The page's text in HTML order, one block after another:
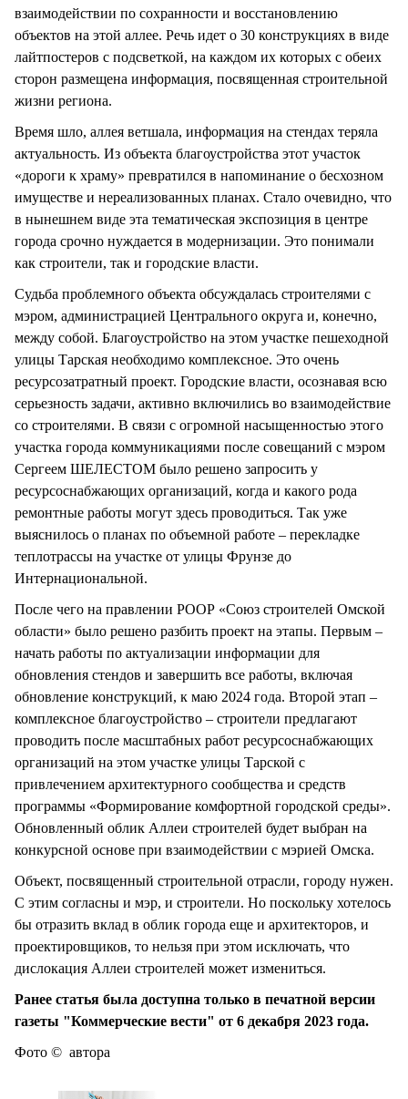
взаимодействии по сохранности и восстановлению
объектов на этой аллее. Речь идет о 30 конструкциях в виде
лайтпостеров с подсветкой, на каждом их которых с обеих
сторон размещена информация, посвященная строительной
жизни региона.
Время шло, аллея ветшала, информация на стендах теряла
актуальность. Из объекта благоустройства этот участок
«дороги к храму» превратился в напоминание о бесхозном
имуществе и нереализованных планах. Стало очевидно, что
в нынешнем виде эта тематическая экспозиция в центре
города срочно нуждается в модернизации. Это понимали
как строители, так и городские власти.
Судьба проблемного объекта обсуждалась строителями с
мэром, администрацией Центрального округа и, конечно,
между собой. Благоустройство на этом участке пешеходной
улицы Тарская необходимо комплексное. Это очень
ресурсозатратный проект. Городские власти, осознавая всю
серьезность задачи, активно включились во взаимодействие
со строителями. В связи с огромной насыщенностью этого
участка города коммуникациями после совещаний с мэром
Сергеем ШЕЛЕСТОМ было решено запросить у
ресурсоснабжающих организаций, когда и какого рода
ремонтные работы могут здесь проводиться. Так уже
выяснилось о планах по объемной работе – перекладке
теплотрассы на участке от улицы Фрунзе до
Интернациональной.
После чего на правлении РООР «Союз строителей Омской
области» было решено разбить проект на этапы. Первым –
начать работы по актуализации информации для
обновления стендов и завершить все работы, включая
обновление конструкций, к маю 2024 года. Второй этап –
комплексное благоустройство – строители предлагают
проводить после масштабных работ ресурсоснабжающих
организаций на этом участке улицы Тарской с
привлечением архитектурного сообщества и средств
программы «Формирование комфортной городской среды».
Обновленный облик Аллеи строителей будет выбран на
конкурсной основе при взаимодействии с мэрией Омска.
Объект, посвященный строительной отрасли, городу нужен.
С этим согласны и мэр, и строители. Но поскольку хотелось
бы отразить вклад в облик города еще и архитекторов, и
проектировщиков, то нельзя при этом исключать, что
дислокация Аллеи строителей может измениться.
Ранее статья была доступна только в печатной версии
газеты "Коммерческие вести" от 6 декабря 2023 года.
Фото © автора